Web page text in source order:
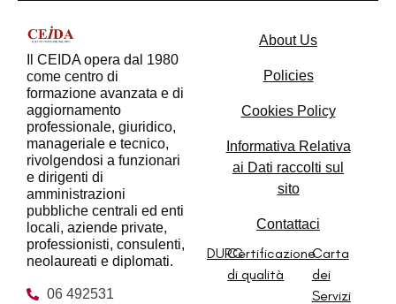
Il CEIDA opera dal 1980
come centro di
formazione avanzata e di
aggiornamento
professionale, giuridico,
manageriale e tecnico,
rivolgendosi a funzionari
e dirigenti di
amministrazioni
pubbliche centrali ed enti
locali, aziende private,
professionisti, consulenti,
neolaureati e diplomati.
06 492531
About Us
Policies
Cookies Policy​
Informativa Relativa
ai Dati raccolti sul
sito​
Contattaci
DURCCertificazione
di qualità
Carta
dei
Servizi